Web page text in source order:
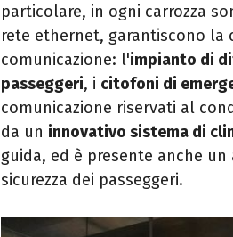
particolare, in ogni carrozza
rete ethernet, garantiscono
comunicazione: l'impianto di
passeggeri, i citofoni di
comunicazione riservati al
da un innovativo sistema di
guida, ed è presente anche
sicurezza dei passeggeri.